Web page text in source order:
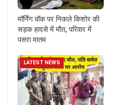
मॉर्निंग वॉक पर निकले किशोर की
सड़क हादसे में मौत, परिवार में
पसरा मातम
LATEST NEWS